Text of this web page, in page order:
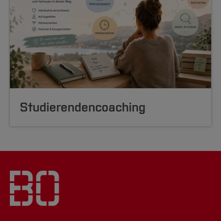
Studierenden­coaching